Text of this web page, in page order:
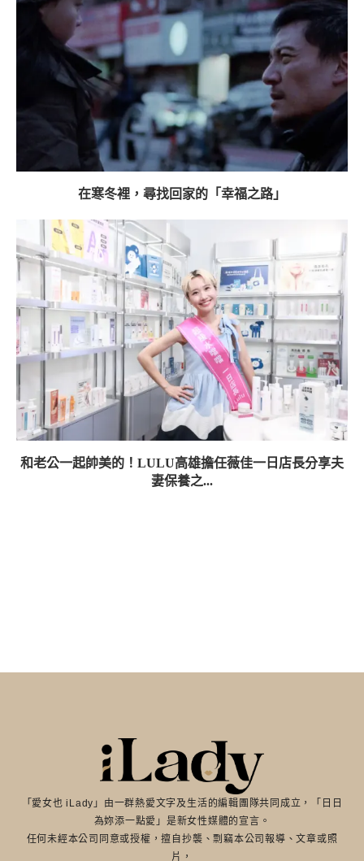
在寒冬裡，尋找回家的「幸福之路」
和老公一起帥美的！LULU高雄擔任薇佳一日店長分享夫
妻保養之...
「愛女也 iLady」由一群熱愛文字及生活的編輯團隊共同成立，「日日
為妳添一點愛」是新女性媒體的宣言。
任何未經本公司同意或授權，擅自抄襲、剽竊本公司報導、文章或照
片，